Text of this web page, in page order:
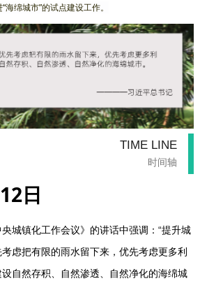
绵城市”的试点建设工作。
TIME LINE
时间轴
日
城镇化工作会议》的讲话中强调：“提升城
虑把有限的雨水留下来，优先考虑更多利
自然存积、自然渗透、自然净化的海绵城